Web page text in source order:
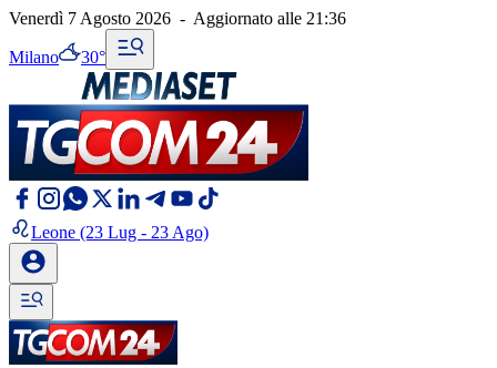
Venerdì 7 Agosto 2026 - Aggiornato alle 21:36
Milano 30°
Leone (23 Lug - 23 Ago)